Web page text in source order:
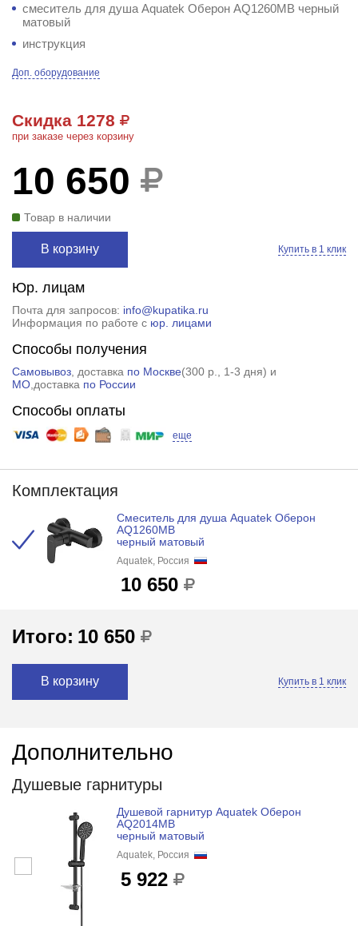
смеситель для душа Aquatek Оберон AQ1260MB черный
матовый
инструкция
Доп. оборудование
Скидка 1278
при заказе через корзину
10 650
Товар в наличии
В корзину Купить в 1 клик
Юр. лицам
Почта для запросов: info@kupatika.ru
Информация по работе с юр. лицами
Способы получения
Самовывоз, доставка по Москве(300 р.
, 1-3 дня) и
МО,доставка по России
Способы оплаты
еще
Комплектация
Смеситель для душа Aquatek Оберон
AQ1260MB
черный матовый
Aquatek, Россия
10 650
Итого: 10 650
В корзину Купить в 1 клик
Дополнительно
Душевые гарнитуры
Душевой гарнитур Aquatek Оберон
AQ2014MB
черный матовый
Aquatek, Россия
5 922